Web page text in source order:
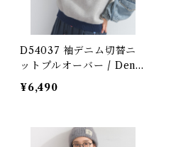
D54037 袖デニム切替ニ
ットプルオーバー / Deni
m Sleeve Switching Kni
t Pullover
¥6,490